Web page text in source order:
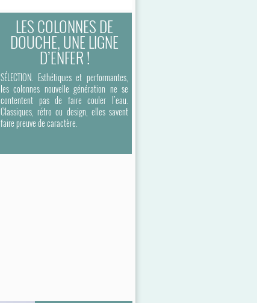
LES COLONNES DE
DOUCHE, UNE LIGNE
D’ENFER !
SÉLECTION. Esthétiques et performantes,
les colonnes nouvelle génération ne se
contentent pas de faire couler l’eau.
Classiques, rétro ou design, elles savent
faire preuve de caractère.